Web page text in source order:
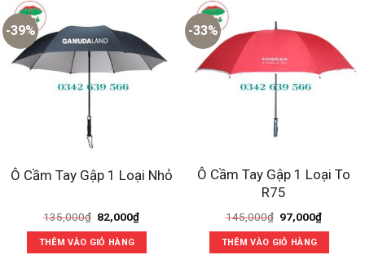
-39%
Ô Cầm Tay Gập 1 Loại Nhỏ
135,000₫ Giá
gốc
là:
135,000₫.
82,000₫Giá
THÊM VÀO GIỎ HÀNG
-33%
Ô Cầm Tay Gập 1 Loại To
R75
145,000₫ Giá
gốc
là:
145,000₫.
97,000₫Giá
THÊM VÀO GIỎ HÀNG